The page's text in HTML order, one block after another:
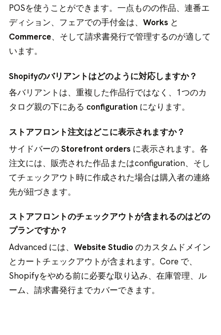
POSを使うことができます。一点ものの作品、連番エ
ディション、フェアでの手付金は、Works と
Commerce、そして請求書発行で管理するのが適して
います。
Shopifyのバリアントはどのように対応しますか？
各バリアントは、重複した作品行ではなく、1つのカ
タログ親の下にある configuration になります。
ストアフロント注文はどこに表示されますか？
サイドバーのStorefront orders に表示されます。各
注文には、販売された作品またはconfiguration、そし
てチェックアウト時に作成された場合は購入者の連絡
先が紐づきます。
ストアフロントのチェックアウトが含まれるのはどの
プランですか？
Advanced には、Website Studioのカスタムドメイン
とカートチェックアウトが含まれます。Core で、
Shopifyをやめる前に必要な取り込み、在庫管理、ル
ーム、請求書発行までカバーできます。